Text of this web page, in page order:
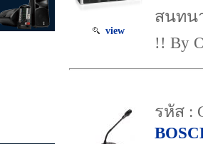
view
สนทน
!! By
รหัส :